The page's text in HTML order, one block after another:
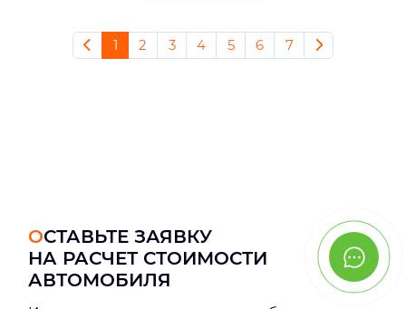
1 2 3 4 5 6 7
ОСТАВЬТЕ ЗАЯВКУ
НА РАСЧЕТ СТОИМОСТИ
АВТОМОБИЛЯ